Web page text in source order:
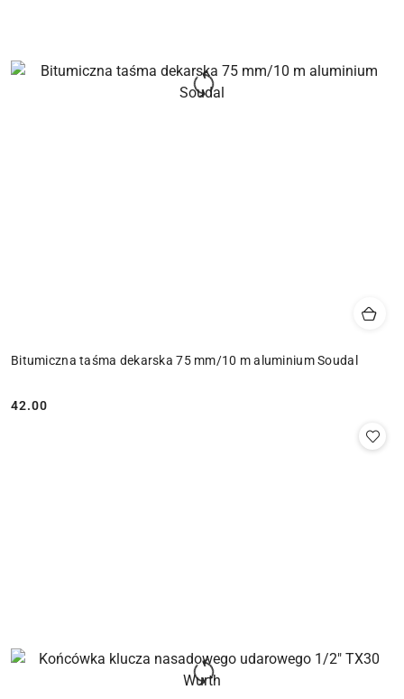
Bitumiczna taśma dekarska 75 mm/10 m aluminium Soudal
Cena:
42.00